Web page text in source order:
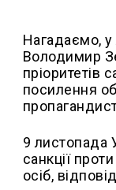
Нагадаємо, у
Володимир
пріоритетів
посилення
9 листопада
санкції
осіб,